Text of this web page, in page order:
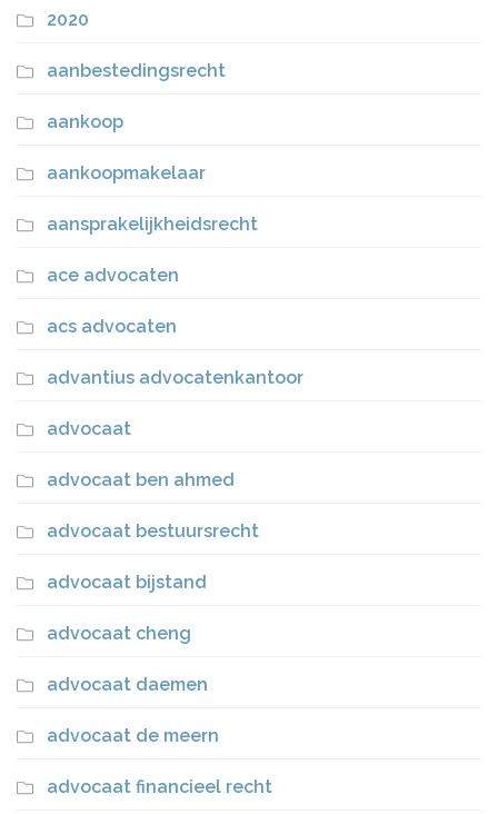
2020
aanbestedingsrecht
aankoop
aankoopmakelaar
aansprakelijkheidsrecht
ace advocaten
acs advocaten
advantius advocatenkantoor
advocaat
advocaat ben ahmed
advocaat bestuursrecht
advocaat bijstand
advocaat cheng
advocaat daemen
advocaat de meern
advocaat financieel recht